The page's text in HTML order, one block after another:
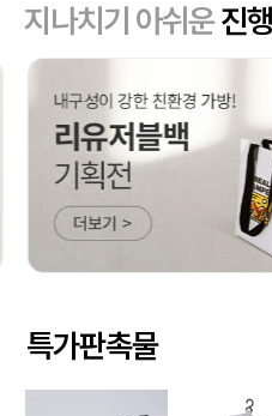
지나치기 아쉬운진
특가판촉물